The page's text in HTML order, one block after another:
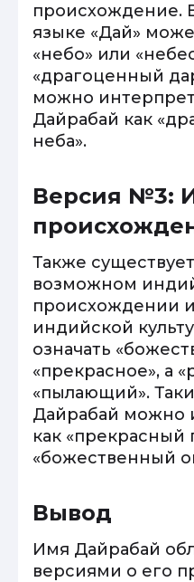
происхождение.
языке «Дай»
«небо» или
«драгоценный
можно
Дайрабай как
неба».
Версия №3:
Также
возможном
происхождении
индийской
означать
«прекрасное», а
«пылающий».
Дайрабай можно
как
«божественный
Вывод
Имя Дайрабай
версиями о его